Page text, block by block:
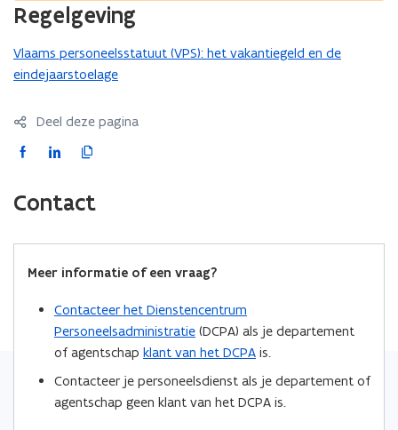
Regelgeving
Vlaams personeelsstatuut (VPS): het vakantiegeld en de
eindejaarstoelage
Deel deze pagina
F
c
e
L
k
i
o
p
K
i
r
i
n
k
n
a
Contact
Meer informatie of een vraag?
Contacteer het Dienstencentrum
Personeelsadministratie (DCPA) als je departement
of agentschap klant van het DCPA is.
Contacteer je personeelsdienst als je departement of
agentschap geen klant van het DCPA is.